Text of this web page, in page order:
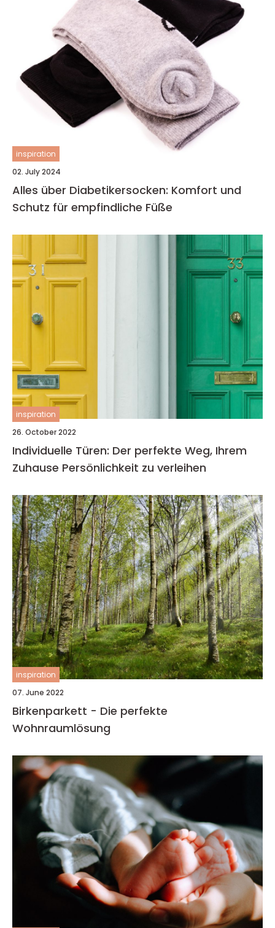
inspiration
02. July 2024
Alles über Diabetikersocken: Komfort und
Schutz für empfindliche Füße
inspiration
26. October 2022
Individuelle Türen: Der perfekte Weg, Ihrem
Zuhause Persönlichkeit zu verleihen
inspiration
07. June 2022
Birkenparkett - Die perfekte
Wohnraumlösung